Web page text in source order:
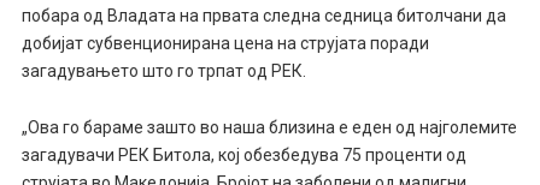
побара од Владата на првата следна седница битолчани да
добијат субвенционирана цена на струјата поради
загадувањето што го трпат од РЕК.
„Ова го бараме зашто во наша близина е еден од најголемите
загадувачи РЕК Битола, кој обезбедува 75 проценти од